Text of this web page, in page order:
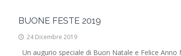
BUONE FESTE 2019
24 Dicembre 2019
Un augurio speciale di Buon Natale e Felice